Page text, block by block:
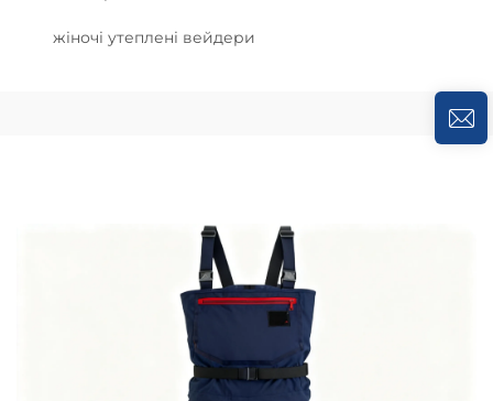
жіночі утеплені вейдери